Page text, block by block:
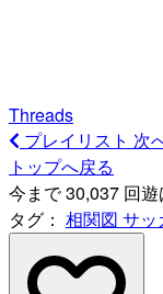
Threads
プレイリスト 次
トップへ戻る
今まで 30,037 回
タグ： 相関図 サッ